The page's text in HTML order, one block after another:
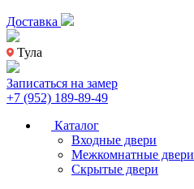
Доставка
Тула
Записаться на замер
+7 (952) 189-89-49
Каталог
Входные двери
Межкомнатные двери
Скрытые двери